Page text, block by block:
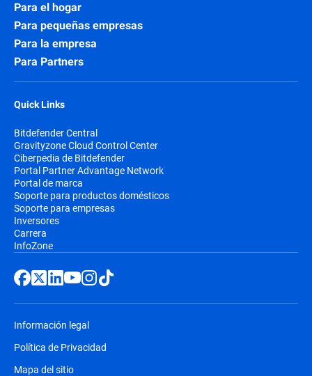
Para el hogar
Para pequeñas empresas
Para la empresa
Para Partners
Quick Links
Bitdefender Central
Gravityzone Cloud Control Center
Ciberpedia de Bitdefender
Portal Partner Advantage Network
Portal de marca
Soporte para productos domésticos
Soporte para empresas
Inversores
Carrera
InfoZone
Información legal
Política de Privacidad
Mapa del sitio